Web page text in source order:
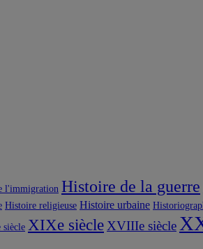
l'immigration Histoire de la guerre
Histoire religieuse Histoire urbaine
XIXe siècle XVIIIe siècle